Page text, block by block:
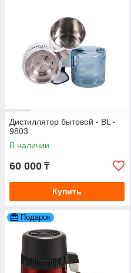
Дистиллятор бытовой - BL -
9803
В наличии
60 000 ₸
Купить
Подарок